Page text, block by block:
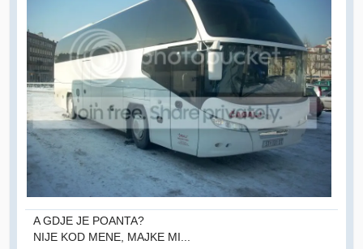
A GDJE JE POANTA?
NIJE KOD MENE, MAJKE MI...